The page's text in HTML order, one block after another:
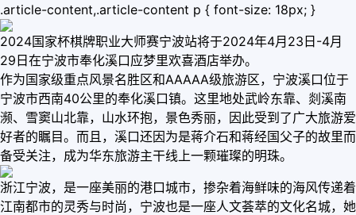
.article-content,.article-content p { font-size: 18px; }
2024国家杯棋牌职业大师赛宁波站将于2024年4月23日-4月
29日在宁波市奉化溪口应梦里欢喜酒店举办。
作为国家级重点风景名胜区和AAAAA级旅游区，宁波溪口位于
宁波市西南40公里的奉化溪口镇。这里地处武岭东靠、剡溪南
濒、雪窦山北靠，山水环抱，景色秀丽，因此受到了广大旅游爱
好者的瞩目。而且，溪口还因为是蒋介石和蒋经国父子的故里而
备受关注，成为华东旅游主干线上一颗璀璨的明珠。
浙江宁波，是一座美丽的港口城市，掺杂着海鲜味的海风传递着
江南都市的灵秀与时尚，宁波也是一座人文荟萃的文化名城，她